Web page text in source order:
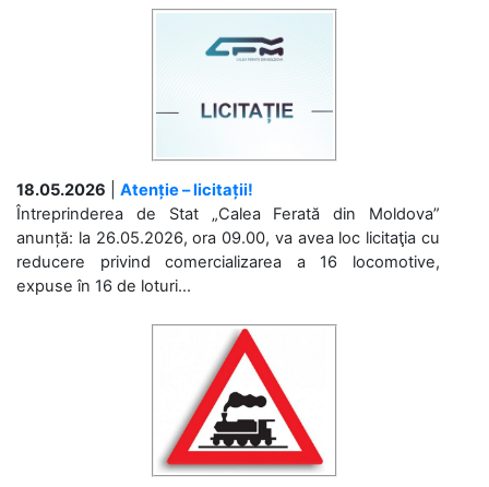
18.05.2026
Atenție – licitații!
Întreprinderea de Stat „Calea Ferată din Moldova”
anunță: la 26.05.2026, ora 09.00, va avea loc licitaţia cu
reducere privind comercializarea a 16 locomotive,
expuse în 16 de loturi...